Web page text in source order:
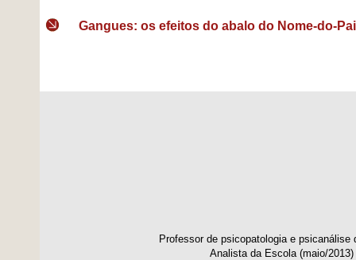
Gangues: os efeitos do abalo do Nome-do-
Professor de psicopatologia e
Analista da Escola (maio/